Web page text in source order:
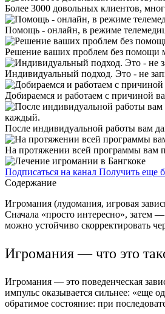
Более 3000 довольных клиентов,
Помощь - онлайн, в режиме
Решение ваших проблем без помощи
Индивидуальный подход. Это - не
Добираемся и работаем с причиной
После индивидуальной работы вам
На протяжении всей программы вам
Подписаться на канал Получить еще
Содержание
Игромания (лудомания, игровая
Сначала «просто интересно», затем
можно устойчиво скорректировать
Игромания — что это
Игромания — это поведенческая
импульс оказывается сильнее: «еще
обратимое состояние: при